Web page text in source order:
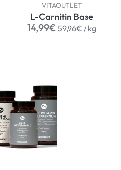
VITAOUTLET
L-Carnitin Base
Normaler
14,99€ 59,96€ / per
kg